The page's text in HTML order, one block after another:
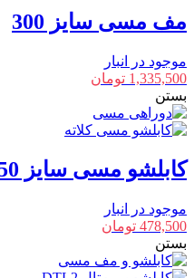
مف مسی سایز 300
موجود در انبار
1,335,500 تومان
بستن
کابلشو مسی سایز 150
موجود در انبار
478,500 تومان
بستن